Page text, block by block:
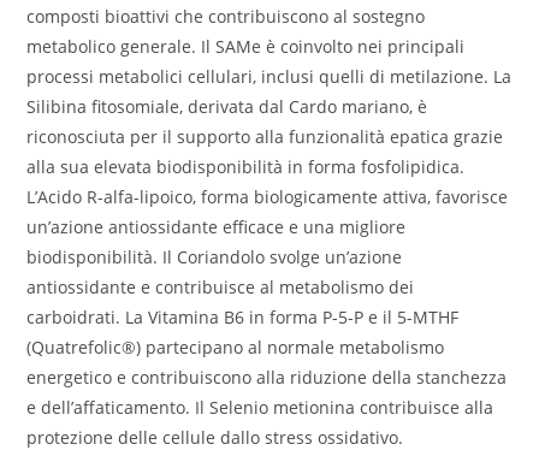
composti bioattivi che contribuiscono al sostegno
metabolico generale. Il SAMe è coinvolto nei principali
processi metabolici cellulari, inclusi quelli di metilazione. La
Silibina fitosomiale, derivata dal Cardo mariano, è
riconosciuta per il supporto alla funzionalità epatica grazie
alla sua elevata biodisponibilità in forma fosfolipidica.
L’Acido R-alfa-lipoico, forma biologicamente attiva, favorisce
un’azione antiossidante efficace e una migliore
biodisponibilità. Il Coriandolo svolge un’azione
antiossidante e contribuisce al metabolismo dei
carboidrati. La Vitamina B6 in forma P-5-P e il 5-MTHF
(Quatrefolic®) partecipano al normale metabolismo
energetico e contribuiscono alla riduzione della stanchezza
e dell’affaticamento. Il Selenio metionina contribuisce alla
protezione delle cellule dallo stress ossidativo.